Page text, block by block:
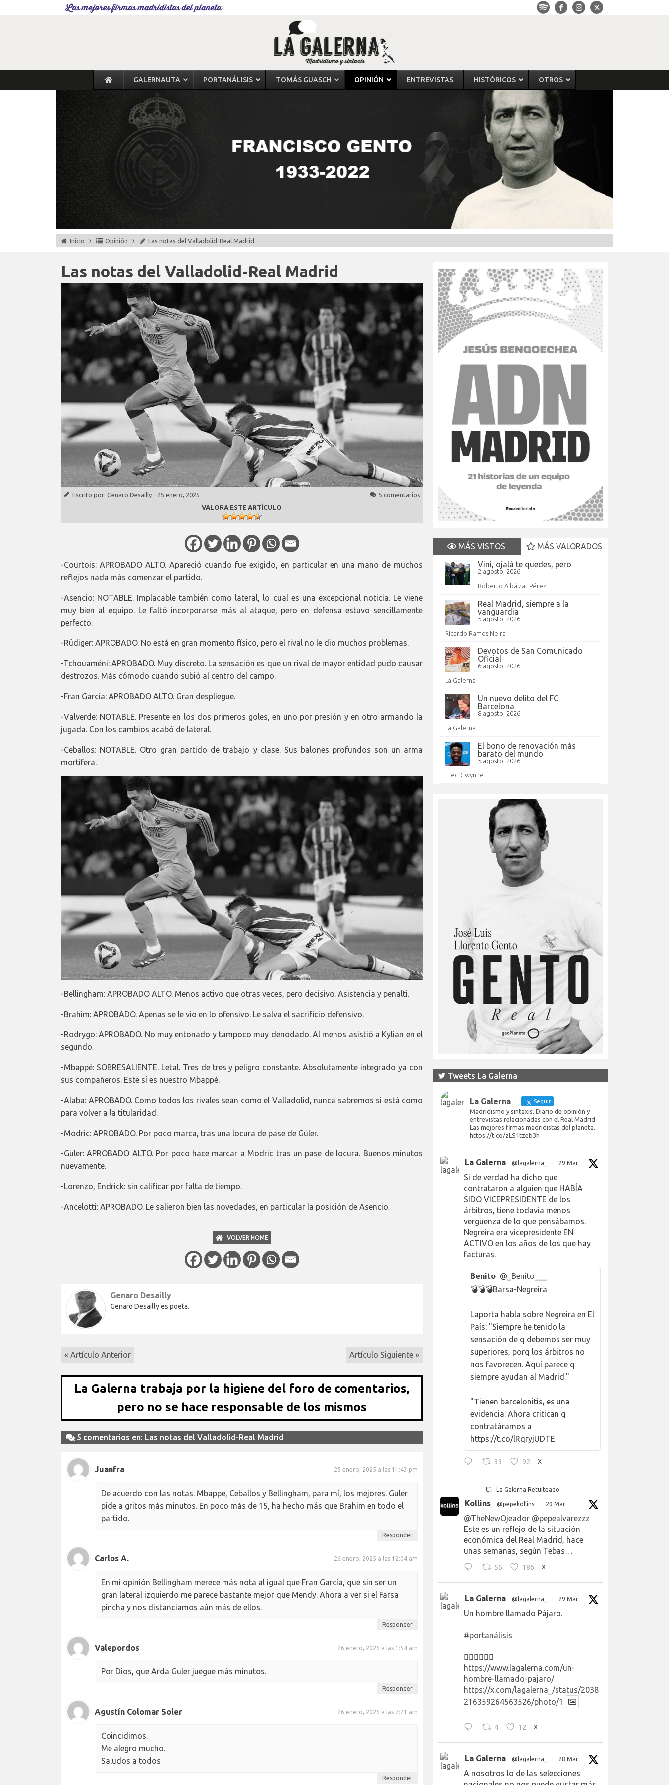
Las mejores firmas madridistas del planeta
GALERNAUTA PORTANÁLISIS TOMÁS GUASCH OPINIÓN ENTREVISTAS HISTÓRICOS OTROS
Inicio Opinión Las notas del Valladolid-Real Madrid
Las notas del Valladolid-Real Madrid
Escrito por: Genaro Desailly - 25 enero, 2025
5 comentarios
VALORA ESTE ARTÍCULO
-Courtois: APROBADO ALTO. Apareció cuando fue exigido, en particular en una mano de muchos
reflejos nada más comenzar el partido.
-Asencio: NOTABLE. Implacable también como lateral, lo cual es una excepcional noticia. Le viene
muy bien al equipo. Le faltó incorporarse más al ataque, pero en defensa estuvo sencillamente
perfecto.
-Rüdiger: APROBADO. No está en gran momento físico, pero el rival no le dio muchos problemas.
-Tchouaméni: APROBADO. Muy discreto. La sensación es que un rival de mayor entidad pudo causar
destrozos. Más cómodo cuando subió al centro del campo.
-Fran García: APROBADO ALTO. Gran despliegue.
-Valverde: NOTABLE. Presente en los dos primeros goles, en uno por presión y en otro armando la
jugada. Con los cambios acabó de lateral.
-Ceballos: NOTABLE. Otro gran partido de trabajo y clase. Sus balones profundos son un arma
mortífera.
-Bellingham: APROBADO ALTO. Menos activo que otras veces, pero decisivo. Asistencia y penalti.
-Brahim: APROBADO. Apenas se le vio en lo ofensivo. Le salva el sacrificio defensivo.
-Rodrygo: APROBADO. No muy entonado y tampoco muy denodado. Al menos asistió a Kylian en el
segundo.
-Mbappé: SOBRESALIENTE. Letal. Tres de tres y peligro constante. Absolutamente integrado ya con
sus compañeros. Este sí es nuestro Mbappé.
-Alaba: APROBADO. Como todos los rivales sean como el Valladolid, nunca sabremos si está como
para volver a la titularidad.
-Modric: APROBADO. Por poco marca, tras una locura de pase de Güler.
-Güler: APROBADO ALTO. Por poco hace marcar a Modric tras un pase de locura. Buenos minutos
nuevamente.
-Lorenzo, Endrick: sin calificar por falta de tiempo.
-Ancelotti: APROBADO. Le salieron bien las novedades, en particular la posición de Asencio.
VOLVER HOME
Genaro Desailly
Genaro Desailly es poeta.
« Artículo Anterior Artículo Siguiente »
La Galerna trabaja por la higiene del foro de comentarios,
pero no se hace responsable de los mismos
5 comentarios en: Las notas del Valladolid-Real Madrid
Juanfra 25 enero, 2025 a las 11:43 pm
De acuerdo con las notas. Mbappe, Ceballos y Bellingham, para mí, los mejores. Guler
pide a gritos más minutos. En poco más de 15, ha hecho más que Brahim en todo el
partido.
Responder
Carlos A. 26 enero, 2025 a las 12:04 am
En mi opinión Bellingham merece más nota al igual que Fran García, que sin ser un
gran lateral izquierdo me parece bastante mejor que Mendy. Ahora a ver si el Farsa
pincha y nos distanciamos aún más de ellos.
Responder
Valepordos 26 enero, 2025 a las 1:54 am
Por Dios, que Arda Guler juegue más minutos.
Responder
Agustín Colomar Soler 26 enero, 2025 a las 7:21 am
Coincidimos.
Me alegro mucho.
Saludos a todos
Responder
MÁS VISTOS
MÁS VALORADOS
Vini, ojalá te quedes, pero
2 agosto, 2026
Roberto Albáizar Pérez
Real Madrid, siempre a la
vanguardia
5 agosto, 2026
Ricardo Ramos Neira
Devotos de San Comunicado
Oficial
6 agosto, 2026
La Galerna
Un nuevo delito del FC
Barcelona
8 agosto, 2026
La Galerna
El bono de renovación más
barato del mundo
5 agosto, 2026
Fred Gwynne
Tweets La Galerna
La Galerna Seguir
Madridismo y sintaxis. Diario de opinión y
entrevistas relacionadas con el Real Madrid.
Las mejores firmas madridistas del planeta.
https://t.co/zLS1tzeb3h
La Galerna @lagalerna_ · 29 Mar
Si de verdad ha dicho que
contrataron a alguien que HABÍA
SIDO VICEPRESIDENTE de los
árbitros, tiene todavía menos
vergüenza de lo que pensábamos.
Negreira era vicepresidente EN
ACTIVO en los años de los que hay
facturas.
Benito @_Benito___
💣💣💣Barsa-Negreira
Laporta habla sobre Negreira en El
País: "Siempre he tenido la
sensación de q debemos ser muy
superiores, porq los árbitros no
nos favorecen. Aquí parece q
siempre ayudan al Madrid."
"Tienen barcelonitis, es una
evidencia. Ahora critican q
contratáramos a
https://t.co/lRqryjUDTE
33 92 X
La Galerna Retuiteado
Kollins @pepekollins · 29 Mar
@TheNewOjeador @pepealvarezzz
Este es un reflejo de la situación
económica del Real Madrid, hace
unas semanas, según Tebas…
55 186 X
La Galerna @lagalerna_ · 29 Mar
Un hombre llamado Pájaro.
#portanálisis
👉🏻👉🏻👉🏻
https://www.lagalerna.com/un-
hombre-llamado-pajaro/
https://x.com/lagalerna_/status/2038
216359264563526/photo/1
4 12 X
La Galerna @lagalerna_ · 28 Mar
A nosotros lo de las selecciones